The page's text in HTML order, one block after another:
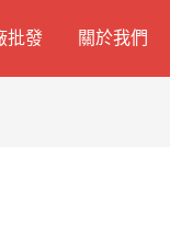
批發 關於我們